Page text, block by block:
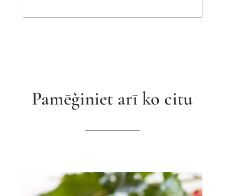
Pamēģiniet arī ko citu